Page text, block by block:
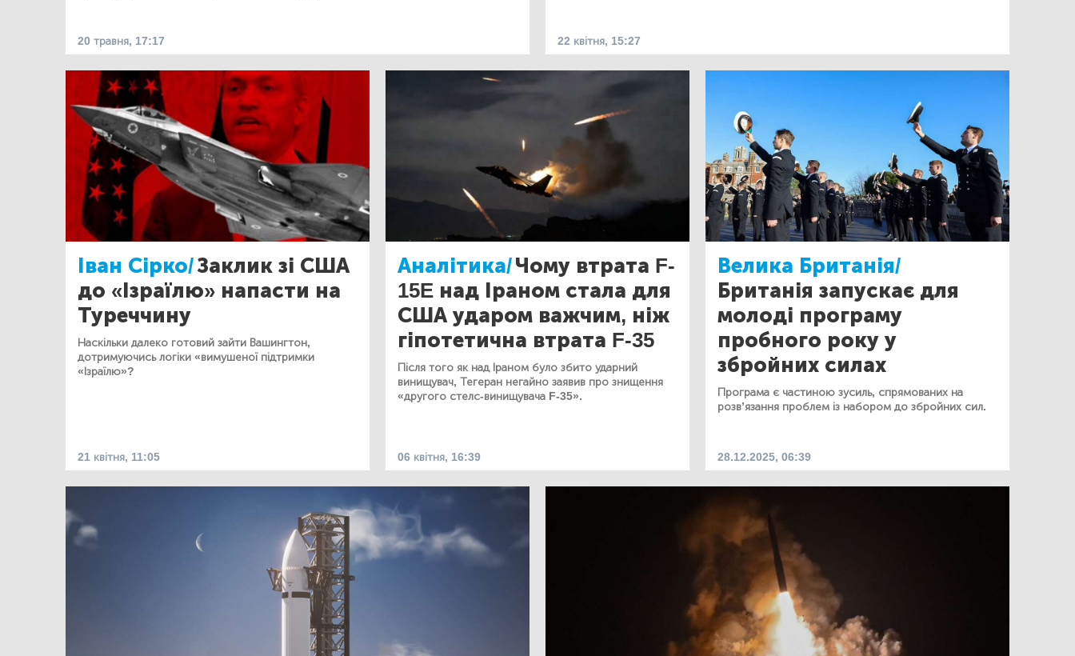
20 травня, 17:17 22 квітня, 15:27
Іван Сірко/Заклик зі США
до «Ізраїлю» напасти на
Туреччину
Наскільки далеко готовий зайти Вашингтон,
дотримуючись логіки «вимушеної підтримки
«Ізраїлю»?
21 квітня, 11:05
Аналітика/Чому втрата F-
15E над Іраном стала для
США ударом важчим, ніж
гіпотетична втрата F-35
Після того як над Іраном було збито ударний
винищувач, Тегеран негайно заявив про знищення
«другого стелс-винищувача F-35».
06 квітня, 16:39
Велика Британія/
Британія запускає для
молоді програму
пробного року у
збройних силах
Програма є частиною зусиль, спрямованих на
розв’язання проблем із набором до збройних сил.
28.12.2025, 06:39